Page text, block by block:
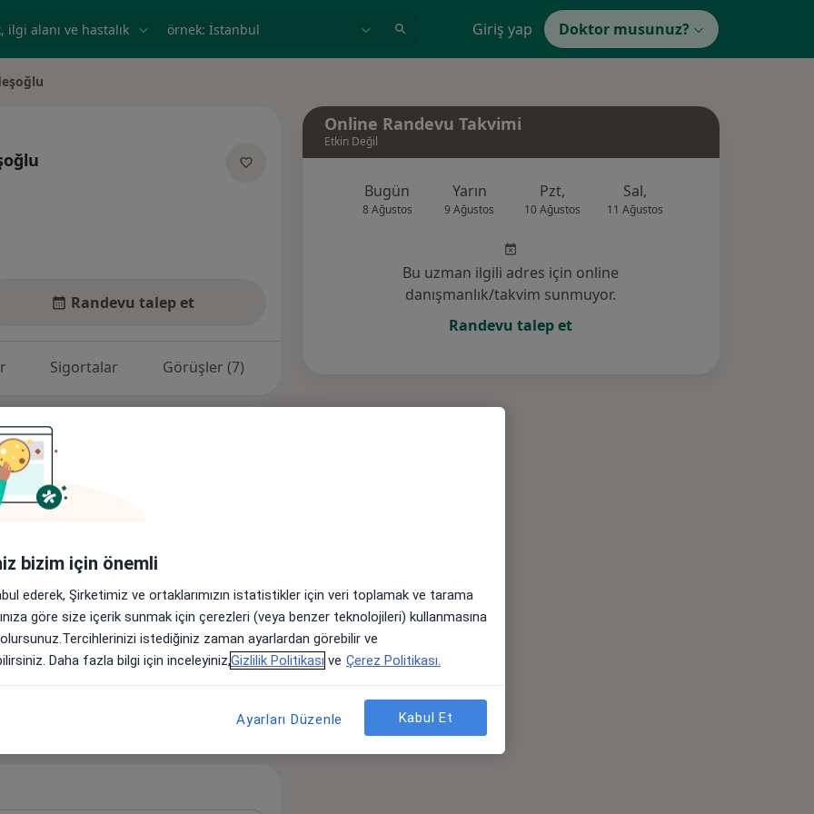
örnek: İstanbul Giriş yap Doktor musunuz?
Randevu talep et
Sigortalar Görüşler (7)
Kalp Ritim Bozukluğu
+46a11y_sr_more_diseases
hakkında
Online Randevu Takvimi
Etkin Değil
Bugün
8 Ağustos
Yarın
9 Ağustos
Pzt,
10 Ağustos
Sal,
11 Ağustos
Bu uzman ilgili adres için online
danışmanlık/takvim sunmuyor.
Randevu talep et
bizim için önemli
ederek, Şirketimiz ve ortaklarımızın istatistikler için veri toplamak ve tarama
göre size içerik sunmak için çerezleri (veya benzer teknolojileri) kullanmasına
istediğiniz zaman ayarlardan görebilir ve
Daha fazla bilgi için inceleyiniz,Gizlilik Politikası ve Çerez Politikası.
Ayarları Düzenle Kabul Et